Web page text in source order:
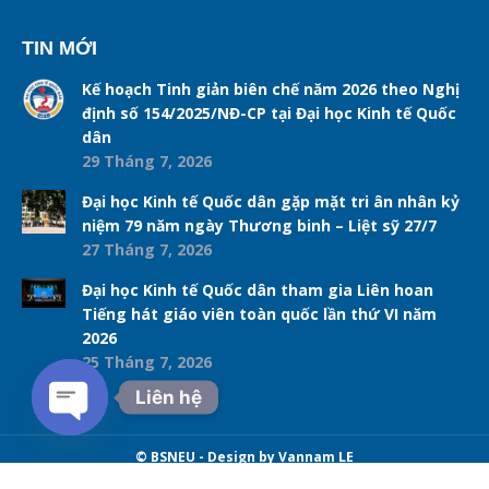
TIN MỚI
Kế hoạch Tinh giản biên chế năm 2026 theo Nghị
định số 154/2025/NĐ-CP tại Đại học Kinh tế Quốc
dân
29 Tháng 7, 2026
Đại học Kinh tế Quốc dân gặp mặt tri ân nhân kỷ
niệm 79 năm ngày Thương binh – Liệt sỹ 27/7
27 Tháng 7, 2026
Đại học Kinh tế Quốc dân tham gia Liên hoan
Tiếng hát giáo viên toàn quốc lần thứ VI năm
2026
25 Tháng 7, 2026
© BSNEU - Design by Vannam LE
Liên hệ